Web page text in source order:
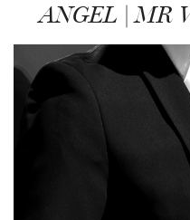
ANGEL | MR